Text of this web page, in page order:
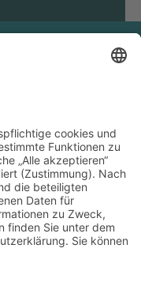
Botschaften
denken,
stellen.
Bevölkerung ist
ins Tun kommen!